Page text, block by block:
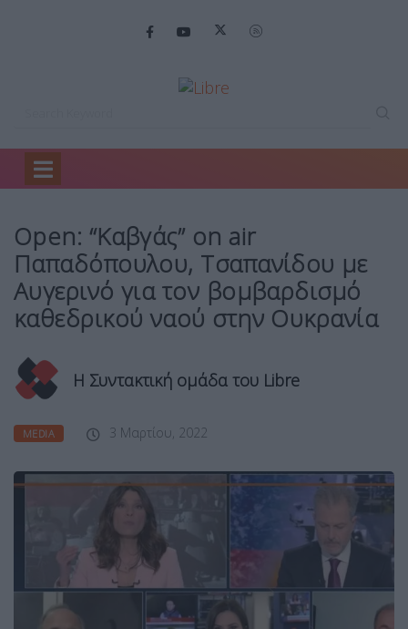
Home
Open: “Καβγάς” on air
Παπαδόπουλου, Τσαπανίδου με
Αυγερινό για τον βομβαρδισμό
καθεδρικού ναού στην Ουκρανία
Η Συντακτική ομάδα του Libre
MEDIA 3 Μαρτίου, 2022